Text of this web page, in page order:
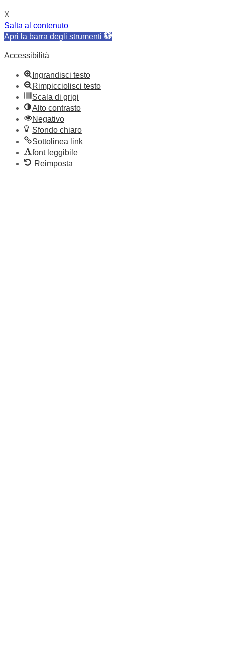
X
Salta al contenuto
Apri la barra degli strumenti
Accessibilità
Ingrandisci testo
Rimpicciolisci testo
Scala di grigi
Alto contrasto
Negativo
Sfondo chiaro
Sottolinea link
font leggibile
Reimposta